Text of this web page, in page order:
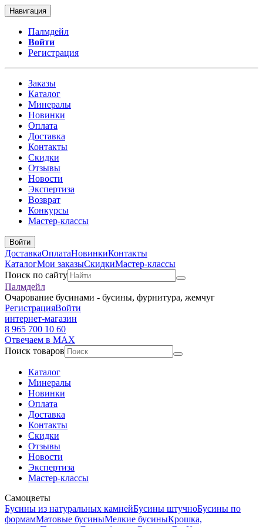
Навигация
Палмдейл
Войти
Регистрация
Заказы
Каталог
Минералы
Новинки
Оплата
Доставка
Контакты
Скидки
Отзывы
Новости
Экспертиза
Возврат
Конкурсы
Мастер-классы
Войти
ДоставкаОплатаНовинкиКонтакты
КаталогМои заказыСкидкиМастер-классы
Поиск по сайту
Палмдейл
Очарование бусинами - бусины, фурнитура, жемчуг
РегистрацияВойти
интернет-магазин
8 965 700 10 60
Отвечаем в MAX
Поиск товаров
Каталог
Минералы
Новинки
Оплата
Доставка
Контакты
Скидки
Отзывы
Новости
Экспертиза
Мастер-классы
Самоцветы
Бусины из натуральных камнейБусины штучноБусины по
формамМатовые бусиныМелкие бусиныКрошка,